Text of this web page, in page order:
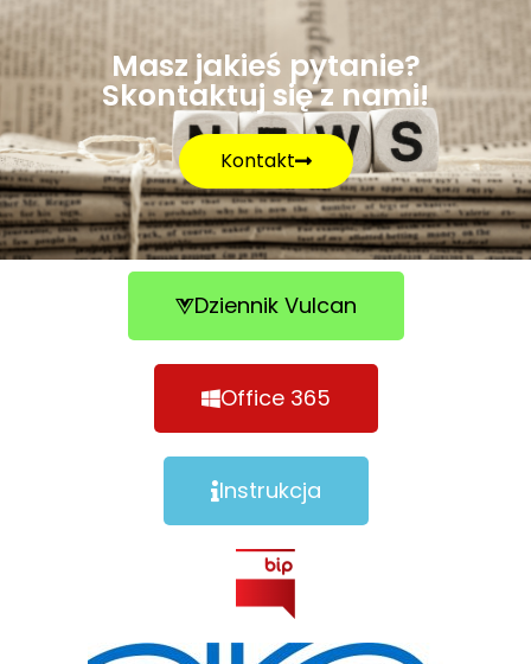
Masz jakieś pytanie?
Skontaktuj się z nami!
Kontakt
Dziennik Vulcan
Office 365
Instrukcja